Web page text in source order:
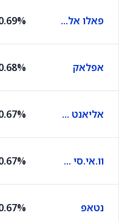
פאלו אלטו נטוורקס
אפלאק
אליאנט אנרג'י
וו.אי.סי אנרג'י
נטאפ